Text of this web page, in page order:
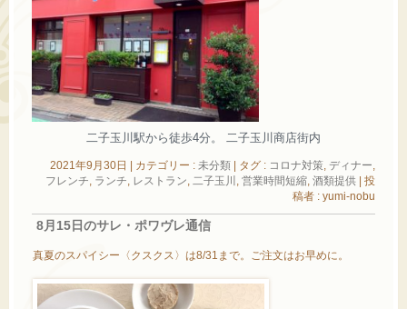
二子玉川駅から徒歩4分。 二子玉川商店街内
2021年9月30日 カテゴリー : 未分類 タグ : コロナ対策, ディナー,
フレンチ, ランチ, レストラン, 二子玉川 , 営業時間短縮, 酒類提供
投
稿者 : yumi-nobu
8月15日のサレ・ポワヴレ通信
真夏のスパイシー〈クスクス〉は8/31まで。ご注文はお早めに。